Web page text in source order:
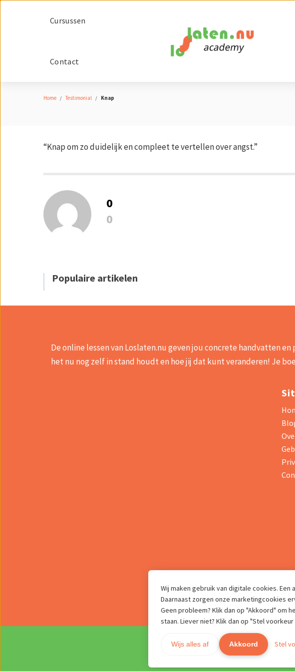
Cursussen
Contact
Home Testimonial Knap
“Knap om zo duidelijk en compleet te vertellen over angst.”
0
0
Populaire artikelen
De online lessen van Loslaten.nu geven jou concrete handvatten
het nu nog zelf in stand houdt en hoe jij dat kunt veranderen! Je
Wij maken gebruik van digitale cookies.
Daarnaast zorgen onze marketingcookies
Geen probleem? Klik dan op "Akkoord" om
staan. Liever niet? Klik dan op "Stel voorkeur
Stel
Wijs alles af Akkoord